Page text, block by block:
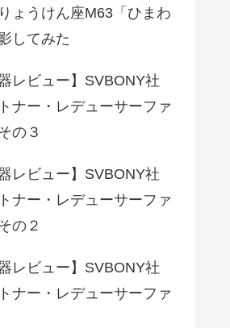
ょうけん座M63「ひまわ
してみた
レビュー】SVBONY社
ナー・レデューサーファ
の３
レビュー】SVBONY社
ナー・レデューサーファ
の２
レビュー】SVBONY社
ナー・レデューサーファ